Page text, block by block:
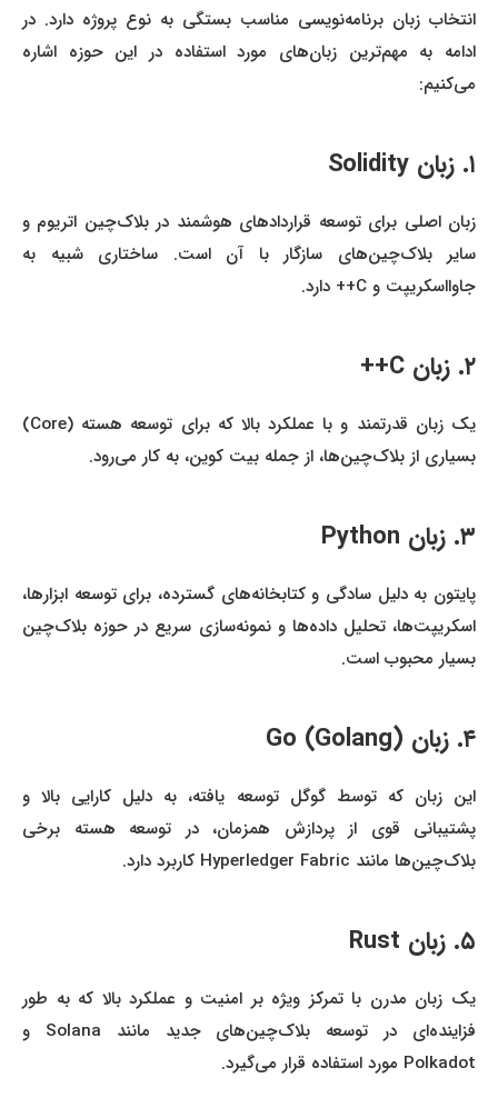
انتخاب زبان برنامه‌نویسی مناسب بستگی به نوع پروژه دارد. در
ادامه به مهم‌ترین زبان‌های مورد استفاده در این حوزه اشاره
می‌کنیم:
زبان اصلی برای توسعه قراردادهای هوشمند در بلاک‌چین اتریوم و
سایر بلاک‌چین‌های سازگار با آن است. ساختاری شبیه به
جاوااسکریپت و C++ دارد.
یک زبان قدرتمند و با عملکرد بالا که برای توسعه هسته (Core)
بسیاری از بلاک‌چین‌ها، از جمله بیت کوین، به کار می‌رود.
پایتون به دلیل سادگی و کتابخانه‌های گسترده، برای توسعه ابزارها،
اسکریپت‌ها، تحلیل داده‌ها و نمونه‌سازی سریع در حوزه بلاک‌چین
بسیار محبوب است.
این زبان که توسط گوگل توسعه یافته، به دلیل کارایی بالا و
پشتیبانی قوی از پردازش همزمان، در توسعه هسته برخی
بلاک‌چین‌ها مانند Hyperledger Fabric کاربرد دارد.
یک زبان مدرن با تمرکز ویژه بر امنیت و عملکرد بالا که به طور
فزاینده‌ای در توسعه بلاک‌چین‌های جدید مانند Solana و
Polkadot مورد استفاده قرار می‌گیرد.